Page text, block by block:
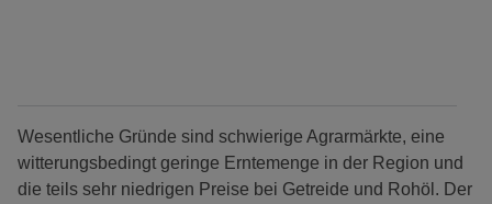
Wesentliche Gründe sind schwierige Agrarmärkte, eine
witterungsbedingt geringe Erntemenge in der Region und
die teils sehr niedrigen Preise bei Getreide und Rohöl. Der